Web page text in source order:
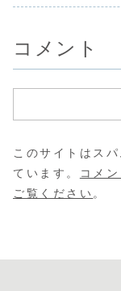
コメント
このサイトはス
ています。
コメ
ご覧ください 。